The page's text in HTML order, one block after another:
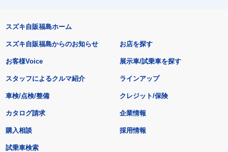
スズキ自販福島ホーム
スズキ自販福島からのお知らせ
お客様Voice
スタッフによるクルマ紹介
お店を探す
展示車/試乗車を探す
ラインアップ
車検/点検/整備 クレジット/保険
カタログ請求
購入相談
試乗車検索
企業情報
採用情報